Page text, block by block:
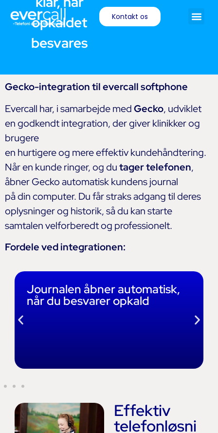
Kontakt os
opkaldet
besvares
Gecko-integration til evercall softphone
Evercall har, i samarbejde medGecko, udviklet
en godkendt integration, der giver klinikker og
brugere
en hurtigere og mere effektiv kundehåndtering.
Når en kunde ringer, og dutager telefonen,
åbner Gecko automatisk kundens journal
på din computer. Du får straks adgang til deres
oplysninger og historik, så du kan starte
samtalen velforberedt og professionelt.
Fordele ved integrationen:
Øjeblikkelig adgang til
patientdata
Effektiv
telefonløsni